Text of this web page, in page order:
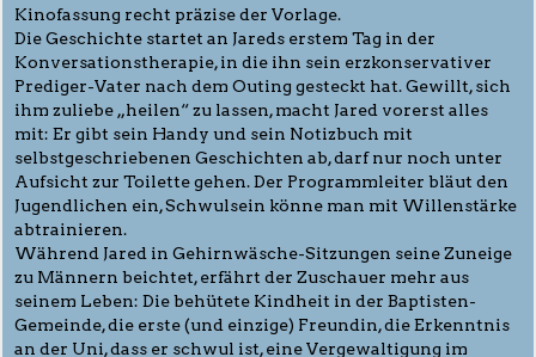
Kinofassung recht präzise der Vorlage.
Die Geschichte startet an Jareds erstem Tag in der
Konversationstherapie, in die ihn sein erzkonservativer
Prediger-Vater nach dem Outing gesteckt hat. Gewillt, sich
ihm zuliebe „heilen“ zu lassen, macht Jared vorerst alles
mit: Er gibt sein Handy und sein Notizbuch mit
selbstgeschriebenen Geschichten ab, darf nur noch unter
Aufsicht zur Toilette gehen. Der Programmleiter bläut den
Jugendlichen ein, Schwulsein könne man mit Willenstärke
abtrainieren.
Während Jared in Gehirnwäsche-Sitzungen seine Zuneige
zu Männern beichtet, erfährt der Zuschauer mehr aus
seinem Leben: Die behütete Kindheit in der Baptisten-
Gemeinde, die erste (und einzige) Freundin, die Erkenntnis
an der Uni, dass er schwul ist, eine Vergewaltigung im